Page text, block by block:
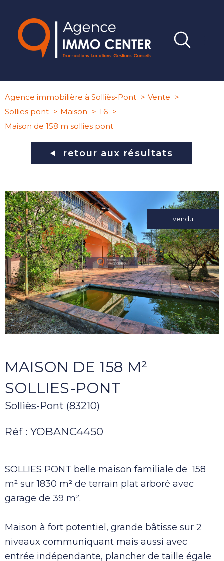
Agence immobilière à Solliès-Pont
Vente
Sollies pont
Maison
T6
Maison de 158 m sollies pont
retour aux résultats
vendu
MAISON DE 158 M²
SOLLIES-PONT
Solliès-Pont (83210)
Réf : YOBANC4450
SOLLIES PONT belle maison familiale de 158
m² sur 1830 m² de terrain plat arboré avec
garage de 39 m².
Maison à fort potentiel, grande bâtisse sur 2
niveaux communiquant mais aussi avec
entrée indépendante, plancher de taille égale